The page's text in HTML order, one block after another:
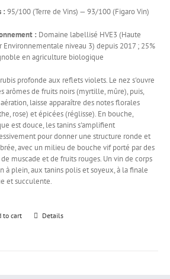
: 95/100 (Terre de Vins) — 93/100 (Figaro Vin)
: Domaine labellisé HVE3 (Haute
Environnementale niveau 3) depuis 2017 ; 25%
en agriculture biologique
profonde aux reflets violets. Le nez s'ouvre
arômes de fruits noirs (myrtille, mûre), puis,
laisse apparaître des notes florales
rose) et épicées (réglisse). En bouche,
est douce, les tanins s'amplifient
pour donner une structure ronde et
avec un milieu de bouche vif porté par des
muscade et de fruits rouges. Un vin de corps
à plein, aux tanins polis et soyeux, à la finale
et succulente.
to cart Details